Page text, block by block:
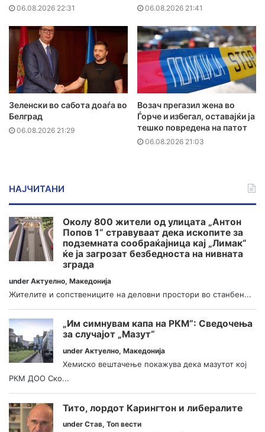
06.08.2026 22:31 06.08.2026 21:41
Зеленски во сабота доаѓа во
Белград
06.08.2026 21:29
Возач прегазил жена во
Ѓорче и избегал, оставајќи ја
тешко повредена на патот
06.08.2026 21:03
НАЈЧИТАНИ
Околу 800 жители од улицата „Антон
Попов 1“ стравуваат дека ископите за
подземната сообраќајница кај „Лимак“
ќе ја загрозат безбедноста на нивната
зграда
under Актуелно, Македонија
Жителите и сопствениците на деловни простори во станбен...
„Им симнувам капа на РКМ“: Сведочења
за случајот „Мазут“
under Актуелно, Македонија
Хемиско вештачење покажува дека мазутот кој
РКМ ДОО Ско...
Тито, лордот Карингтон и либералите
under Став, Топ вести